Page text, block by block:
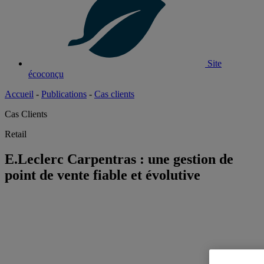
Site
écoconçu
Accueil - Publications - Cas clients
Cas Clients
Retail
E.Leclerc Carpentras : une gestion de
point de vente fiable et évolutive